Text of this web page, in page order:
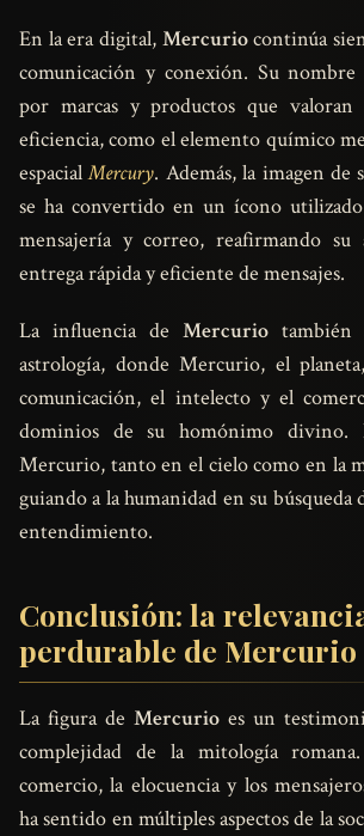
En la era digital, Mercuriocontinúa
comunicación y conexión. Su nombre
por marcas y productos que
eficiencia, como el elemento químico
espacialMercury. Además, la imagen de
se ha convertido en un ícono
mensajería y correo, reafirmando su
entrega rápida y eficiente de mensajes.
La influencia de Mercuriotambién
astrología, donde Mercurio, el
comunicación, el intelecto y el
dominios de su homónimo divino.
Mercurio, tanto en el cielo como en la
guiando a la humanidad en su
entendimiento.
Conclusión: la
perdurable de Mercurio
La figura de Mercurio es un
complejidad de la mitología
comercio, la elocuencia y los
ha sentido en múltiples aspectos de la